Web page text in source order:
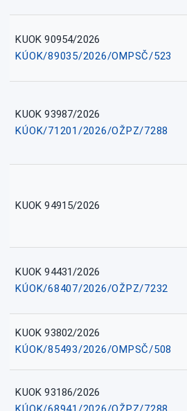
KUOK 90954/2026
KÚOK/89035/2026/OMPSČ/523
KUOK 93987/2026
KÚOK/71201/2026/OŽPZ/7288
KUOK 94915/2026
KUOK 94431/2026
KÚOK/68407/2026/OŽPZ/7232
KUOK 93802/2026
KÚOK/85493/2026/OMPSČ/508
KUOK 93186/2026